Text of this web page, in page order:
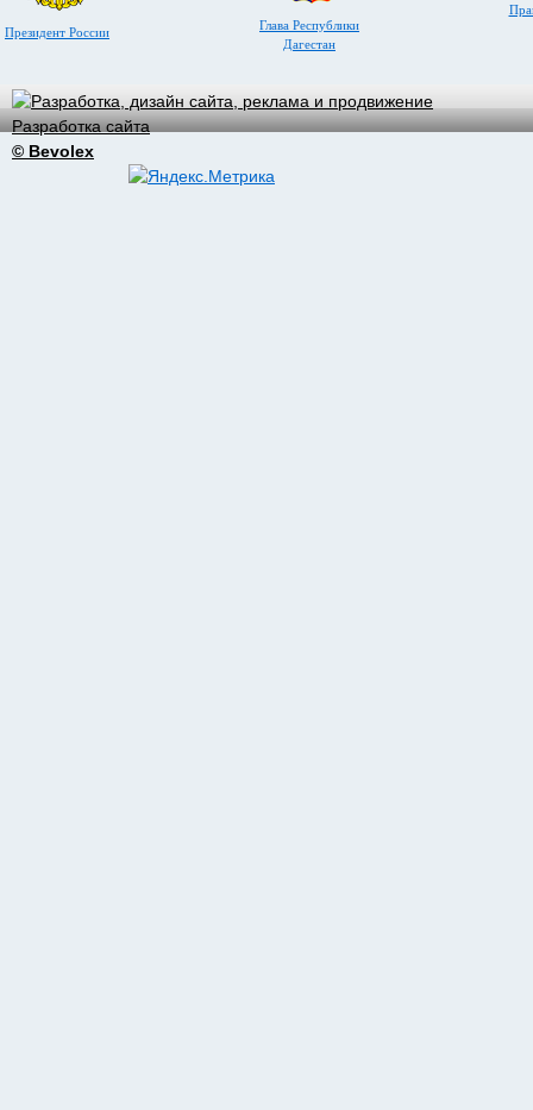
Президент России
Глава Республики
Дагестан
Разработка сайта
© Bevolex